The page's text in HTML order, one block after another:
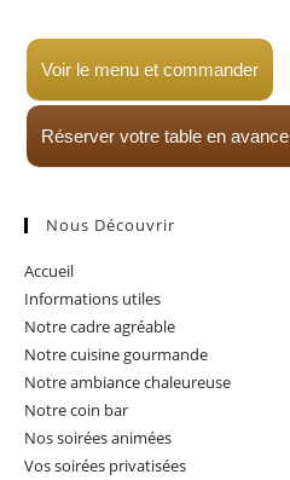
Voir le menu et commander
Réserver votre table en avance
Nous Découvrir
Accueil
Informations utiles
Notre cadre agréable
Notre cuisine gourmande
Notre ambiance chaleureuse
Notre coin bar
Nos soirées animées
Vos soirées privatisées